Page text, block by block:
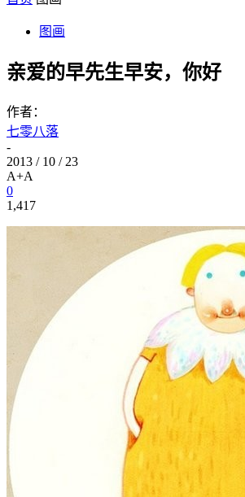
图画
亲爱的早先生早安，你好
作者：
七零八落
-
2013 / 10 / 23
A+A
0
1,417